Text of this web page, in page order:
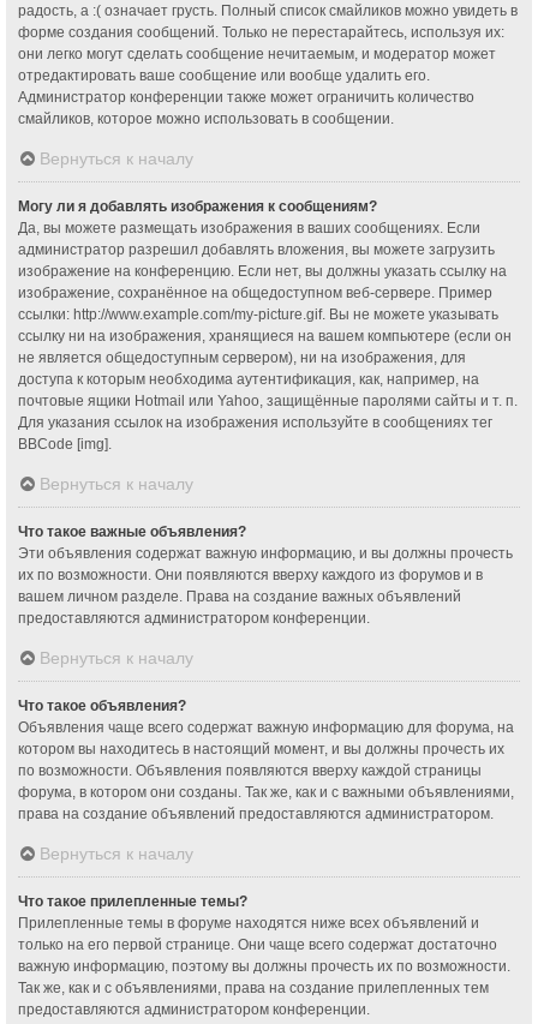
радость, а :( означает грусть. Полный список смайликов можно увидеть в
форме создания сообщений. Только не перестарайтесь, используя их:
они легко могут сделать сообщение нечитаемым, и модератор может
отредактировать ваше сообщение или вообще удалить его.
Администратор конференции также может ограничить количество
смайликов, которое можно использовать в сообщении.
Вернуться к началу
Могу ли я добавлять изображения к сообщениям?
Да, вы можете размещать изображения в ваших сообщениях. Если
администратор разрешил добавлять вложения, вы можете загрузить
изображение на конференцию. Если нет, вы должны указать ссылку на
изображение, сохранённое на общедоступном веб-сервере. Пример
ссылки: http://www.example.com/my-picture.gif. Вы не можете указывать
ссылку ни на изображения, хранящиеся на вашем компьютере (если он
не является общедоступным сервером), ни на изображения, для
доступа к которым необходима аутентификация, как, например, на
почтовые ящики Hotmail или Yahoo, защищённые паролями сайты и т. п.
Для указания ссылок на изображения используйте в сообщениях тег
BBCode [img].
Вернуться к началу
Что такое важные объявления?
Эти объявления содержат важную информацию, и вы должны прочесть
их по возможности. Они появляются вверху каждого из форумов и в
вашем личном разделе. Права на создание важных объявлений
предоставляются администратором конференции.
Вернуться к началу
Что такое объявления?
Объявления чаще всего содержат важную информацию для форума, на
котором вы находитесь в настоящий момент, и вы должны прочесть их
по возможности. Объявления появляются вверху каждой страницы
форума, в котором они созданы. Так же, как и с важными объявлениями,
права на создание объявлений предоставляются администратором.
Вернуться к началу
Что такое прилепленные темы?
Прилепленные темы в форуме находятся ниже всех объявлений и
только на его первой странице. Они чаще всего содержат достаточно
важную информацию, поэтому вы должны прочесть их по возможности.
Так же, как и с объявлениями, права на создание прилепленных тем
предоставляются администратором конференции.